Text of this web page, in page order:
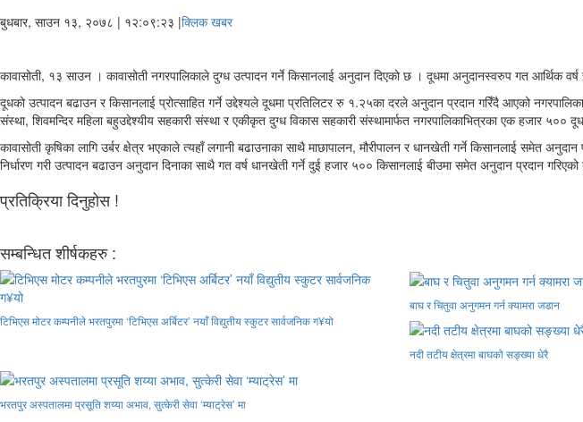
बुधबार, साउन १३, २०७८ | १२:०९:२३ |क्लिक खबर
कावासोती, १३ साउन । कावासोती नगरपालिकाले दुग्ध उत्पादन गर्ने किसानलाई अनुदान दिएको छ । दूधमा अनुदानस्वरुप गत आर्थिक
दूधको उत्पादन बढाउन र किसानलाई प्रोत्साहित गर्ने उद्देश्यले दूधमा प्रतिलिटर रु १.२५का दरले अनुदान प्रदान गरिँदै आएको
संस्था, शिवमन्दिर महिला बहुउद्देश्यीय सहकारी संस्था र एकीकृत दुग्ध विकास सहकारी संस्थामार्फत नगरपालिकाभित्रका एक हजार
कावासोती कृषिका लागि उर्बर क्षेत्र भएकाले त्यहाँ लगानी बढाउनाका साथै माछापालन, मौरीपालन र धानखेती गर्ने किसानलाई समेत
निर्धारण गरी उत्पादन बढाउन अनुदान दिनाका साथै गत वर्ष धानखेती गर्ने दुई हजार ५०० किसानलाई बीउमा समेत अनुदान प्रदान गरिएको
प्रतिक्रिया दिनुहोस !
सम्बन्धित शीर्षकहरु :
टिभिएस मोटर कम्पनीले भरतपुरमा ‘टिभिएस अर्बिटर’ नयाँ विद्युतीय स्कुटर सार्वजनिक ग¥यो
बाघ र चितुवा अनुगमन गर्न क्यामरा जडान
नदी तटीय क्षेत्रमा बाघको सङ्ख्या धेरै
भरतपुर अस्पतालमा प्रसूति शय्या अभाव, सुत्केरी सेवा ‘म्याट्रेस’ मा